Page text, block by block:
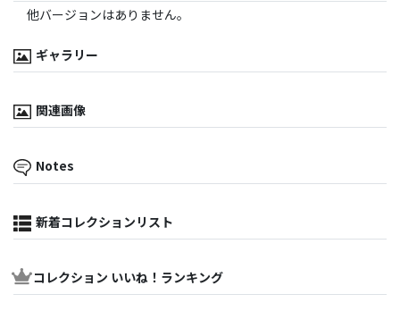
他バージョンはありません。
ギャラリー
関連画像
Notes
新着コレクションリスト
コレクション いいね！ランキング